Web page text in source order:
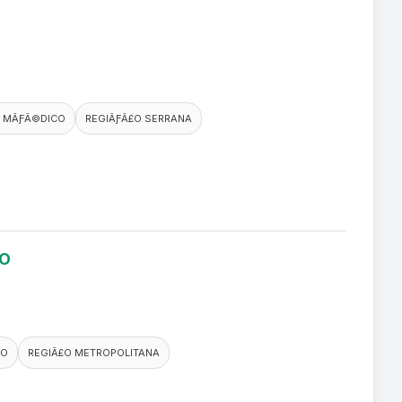
MÃƑÂ©DICO REGIÃƑÂ£O SERRANA
REGIÃ£O METROPOLITANA